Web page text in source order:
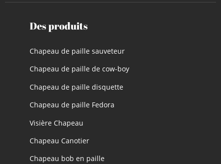
Des produits
Chapeau de paille sauveteur
Chapeau de paille de cow-boy
Chapeau de paille disquette
Chapeau de paille Fedora
Visière Chapeau
Chapeau Canotier
Chapeau bob en paille